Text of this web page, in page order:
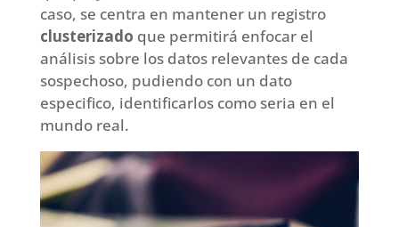
caso, se centra en mantener un registro
clusterizado que permitirá enfocar el
análisis sobre los datos relevantes de cada
sospechoso, pudiendo con un dato
especifico, identificarlos como seria en el
mundo real.